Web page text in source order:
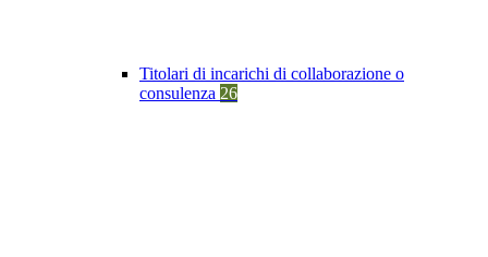
Titolari di incarichi di collaborazione o
consulenza 26